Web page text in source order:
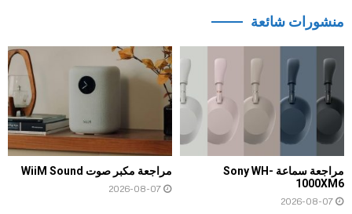
منشورات شائعة
مراجعة سماعة Sony WH-
1000XM6
2026-08-07
مراجعة مكبر صوت WiiM Sound
2026-08-07